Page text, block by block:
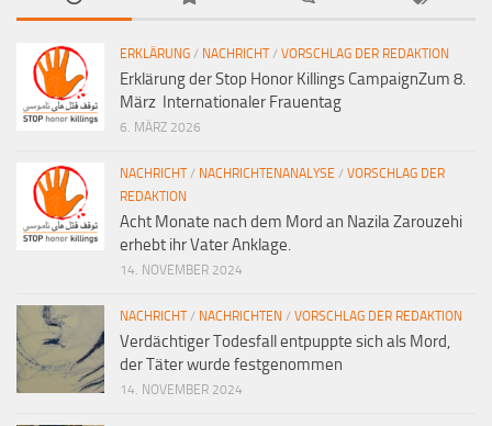
ERKLÄRUNG / NACHRICHT/ VORSCHLAG DER REDAKTION
Erklärung der Stop Honor Killings CampaignZum 8.
März Internationaler Frauentag
6. MÄRZ 2026
NACHRICHT/ NACHRICHTENANALYSE / VORSCHLAG DER
REDAKTION
Acht Monate nach dem Mord an Nazila Zarouzehi
erhebt ihr Vater Anklage.
14. NOVEMBER 2024
NACHRICHT/ NACHRICHTEN / VORSCHLAG DER REDAKTION
Verdächtiger Todesfall entpuppte sich als Mord,
der Täter wurde festgenommen
14. NOVEMBER 2024